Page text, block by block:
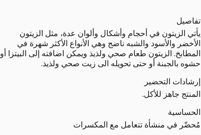
تفاصيل
يأتي الزيتون في أحجام وأشكال وألوان عدة، مثل الزيتون
الأخضر والأسود والشبه ناضج وهي الأنواع الأكثر شهرة في
المطابخ. الزيتون طعام صحي ولذيذ ويمكن اضافته إلى البيتزا أو
حشوه بالجبنة أو حتى تحويله الى زيت صحي ولذيذ.
إرشادات التحضير
المنتج جاهز للأكل.
الحساسية
مُحضّر في منشأة تتعامل مع المكسرات